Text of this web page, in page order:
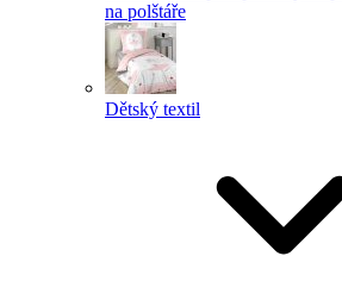
na polštáře
Dětský textil